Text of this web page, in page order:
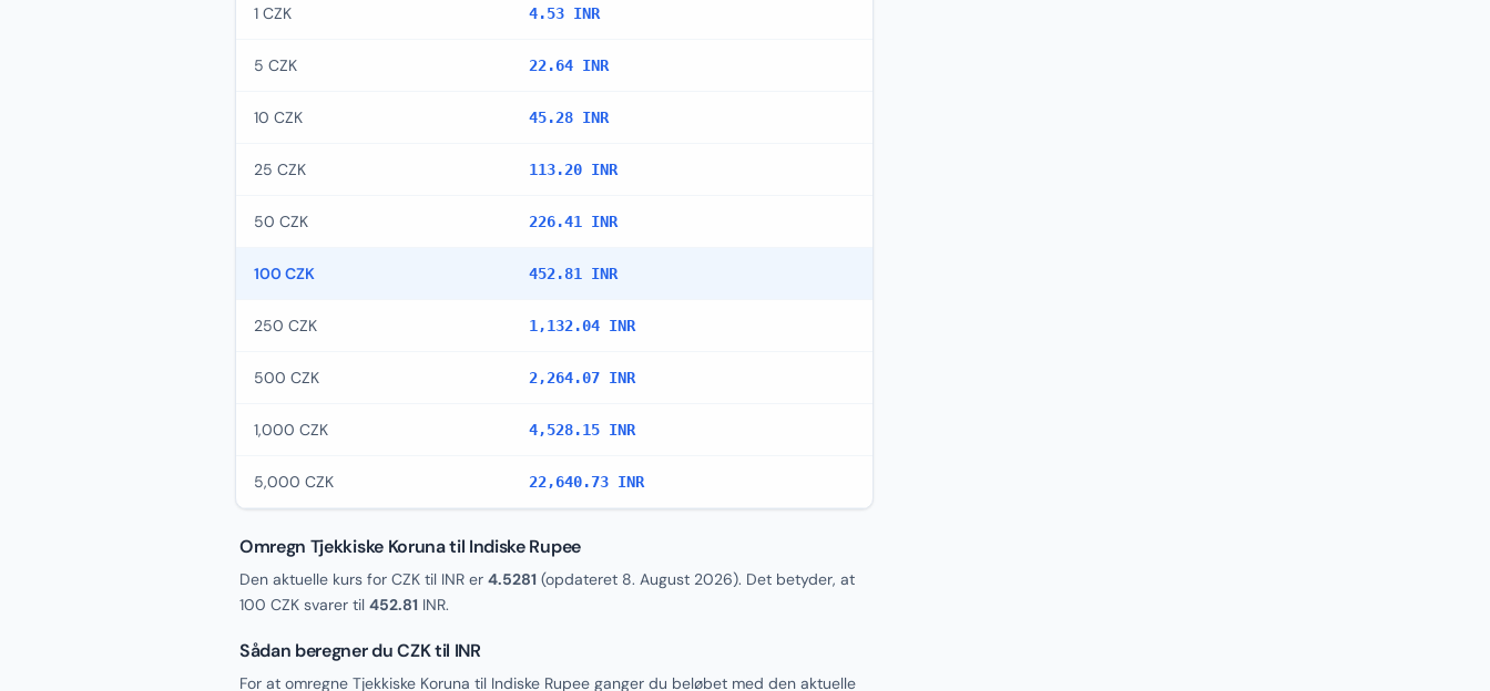
1 CZK 4.53 INR
5 CZK 22.64 INR
10 CZK 45.28 INR
25 CZK 113.20 INR
50 CZK 226.41 INR
100 CZK 452.81 INR
250 CZK 1,132.04 INR
500 CZK 2,264.07 INR
1,000 CZK 4,528.15 INR
5,000 CZK 22,640.73 INR
Omregn Tjekkiske Koruna til Indiske Rupee
Den aktuelle kurs for CZK til INR er 4.5281 (opdateret 8. August 2026). Det betyder, at
100 CZK svarer til 452.81 INR.
Sådan beregner du CZK til INR
For at omregne Tjekkiske Koruna til Indiske Rupee ganger du beløbet med den aktuelle